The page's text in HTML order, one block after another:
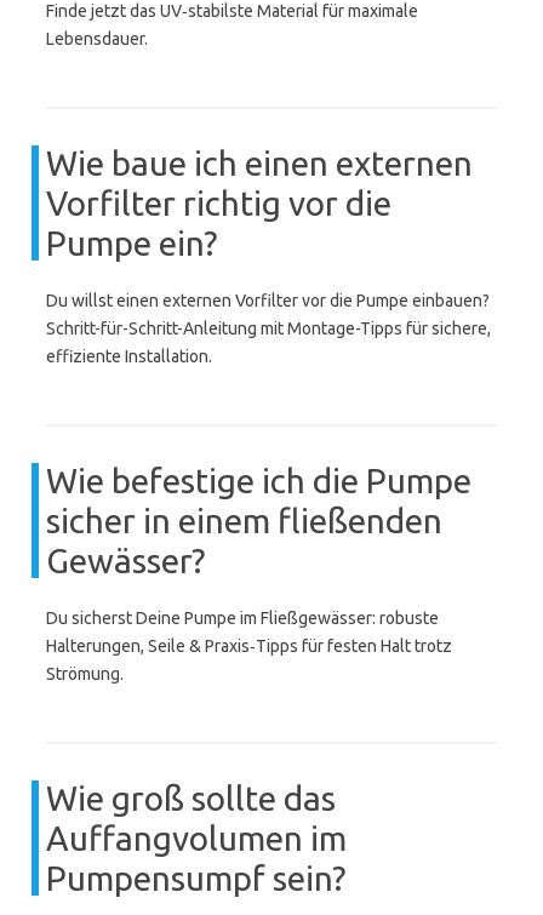
Finde jetzt das UV‑stabilste Material für maximale
Lebensdauer.
Wie baue ich einen externen
Vorfilter richtig vor die
Pumpe ein?
Du willst einen externen Vorfilter vor die Pumpe einbauen?
Schritt-für-Schritt-Anleitung mit Montage-Tipps für sichere,
effiziente Installation.
Wie befestige ich die Pumpe
sicher in einem fließenden
Gewässer?
Du sicherst Deine Pumpe im Fließgewässer: robuste
Halterungen, Seile & Praxis‑Tipps für festen Halt trotz
Strömung.
Wie groß sollte das
Auffangvolumen im
Pumpensumpf sein?